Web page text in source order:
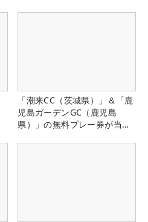
「潮来CC（茨城県）」＆「鹿
児島ガーデンGC（鹿児島
県）」の無料プレー券が当た